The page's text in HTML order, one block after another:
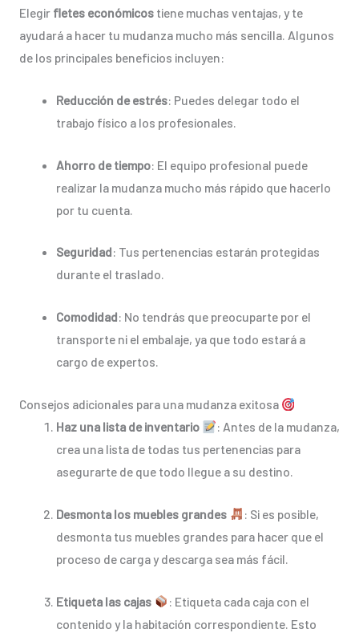
Elegir fletes económicos tiene muchas ventajas, y te
ayudará a hacer tu mudanza mucho más sencilla. Algunos
de los principales beneficios incluyen:
Reducción de estrés: Puedes delegar todo el
trabajo físico a los profesionales.
Ahorro de tiempo: El equipo profesional puede
realizar la mudanza mucho más rápido que hacerlo
por tu cuenta.
Seguridad: Tus pertenencias estarán protegidas
durante el traslado.
Comodidad: No tendrás que preocuparte por el
transporte ni el embalaje, ya que todo estará a
cargo de expertos.
Consejos adicionales para una mudanza exitosa
Haz una lista de inventario
: Antes de la mudanza,
crea una lista de todas tus pertenencias para
asegurarte de que todo llegue a su destino.
Desmonta los muebles grandes
: Si es posible,
desmonta tus muebles grandes para hacer que el
proceso de carga y descarga sea más fácil.
Etiqueta las cajas
: Etiqueta cada caja con el
contenido y la habitación correspondiente. Esto